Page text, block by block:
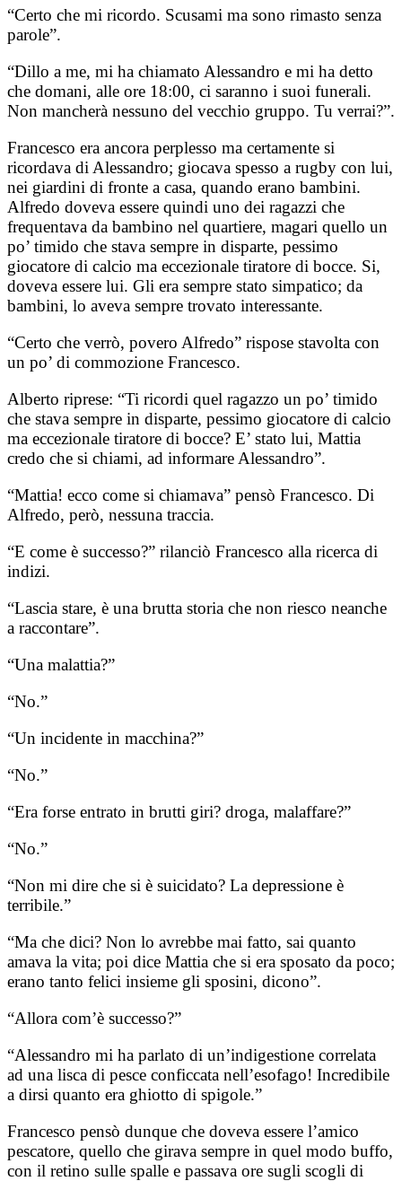
“Certo che mi ricordo. Scusami ma sono rimasto senza
parole”.
“Dillo a me, mi ha chiamato Alessandro e mi ha detto
che domani, alle ore 18:00, ci saranno i suoi funerali.
Non mancherà nessuno del vecchio gruppo. Tu verrai?”.
Francesco era ancora perplesso ma certamente si
ricordava di Alessandro; giocava spesso a rugby con lui,
nei giardini di fronte a casa, quando erano bambini.
Alfredo doveva essere quindi uno dei ragazzi che
frequentava da bambino nel quartiere, magari quello un
po’ timido che stava sempre in disparte, pessimo
giocatore di calcio ma eccezionale tiratore di bocce. Si,
doveva essere lui. Gli era sempre stato simpatico; da
bambini, lo aveva sempre trovato interessante.
“Certo che verrò, povero Alfredo” rispose stavolta con
un po’ di commozione Francesco.
Alberto riprese: “Ti ricordi quel ragazzo un po’ timido
che stava sempre in disparte, pessimo giocatore di calcio
ma eccezionale tiratore di bocce? E’ stato lui, Mattia
credo che si chiami, ad informare Alessandro”.
“Mattia! ecco come si chiamava” pensò Francesco. Di
Alfredo, però, nessuna traccia.
“E come è successo?” rilanciò Francesco alla ricerca di
indizi.
“Lascia stare, è una brutta storia che non riesco neanche
a raccontare”.
“Una malattia?”
“No.”
“Un incidente in macchina?”
“No.”
“Era forse entrato in brutti giri? droga, malaffare?”
“No.”
“Non mi dire che si è suicidato? La depressione è
terribile.”
“Ma che dici? Non lo avrebbe mai fatto, sai quanto
amava la vita; poi dice Mattia che si era sposato da poco;
erano tanto felici insieme gli sposini, dicono”.
“Allora com’è successo?”
“Alessandro mi ha parlato di un’indigestione correlata
ad una lisca di pesce conficcata nell’esofago! Incredibile
a dirsi quanto era ghiotto di spigole.”
Francesco pensò dunque che doveva essere l’amico
pescatore, quello che girava sempre in quel modo buffo,
con il retino sulle spalle e passava ore sugli scogli di